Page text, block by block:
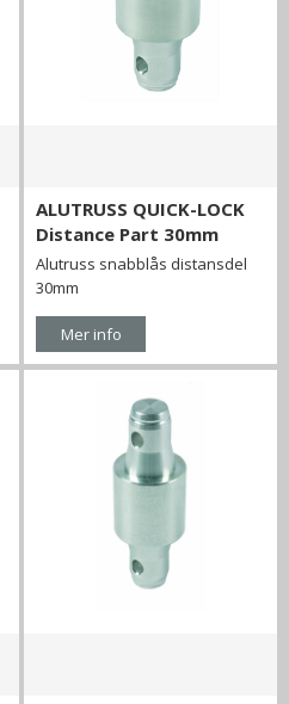
ALUTRUSS QUICK-LOCK
Distance Part 30mm
Alutruss snabblås distansdel
30mm
Mer info